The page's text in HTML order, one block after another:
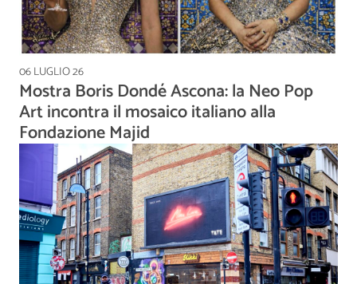
06 LUGLIO 26
Mostra Boris Dondé Ascona: la Neo Pop
Art incontra il mosaico italiano alla
Fondazione Majid